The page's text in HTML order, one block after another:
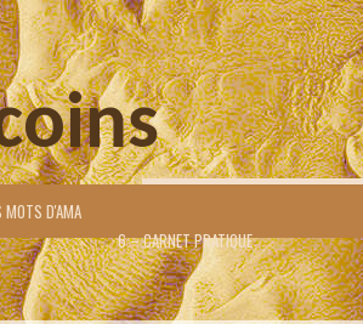
D'AMA
6 – CARNET PRATIQUE